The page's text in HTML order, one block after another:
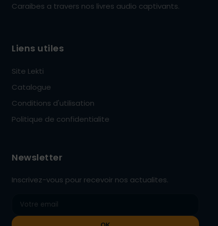
Caraibes a travers nos livres audio captivants.
Liens utiles
Site Lekti
Catalogue
Conditions d'utilisation
Politique de confidentialite
Newsletter
Inscrivez-vous pour recevoir nos actualites.